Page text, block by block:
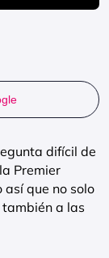
difícil de
Premier
que no solo
a las